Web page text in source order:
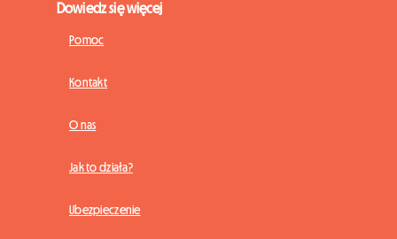
Dowiedz się więcej
Pomoc
Kontakt
O nas
Jak to działa?
Ubezpieczenie